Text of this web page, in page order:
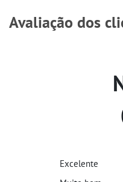
Avaliação dos
Excelente